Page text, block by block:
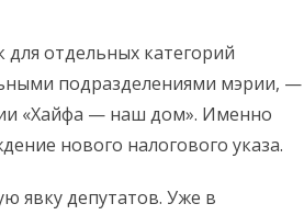
отдельных категорий
подразделениями мэрии, —
«Хайфа — наш дом». Именно
нового налогового указа.
явку депутатов. Уже в